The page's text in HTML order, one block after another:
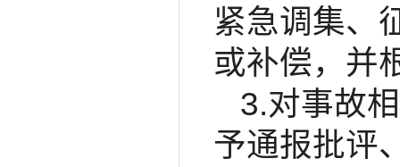
紧急调集、
或补偿，并
3.对事故
予通报批评